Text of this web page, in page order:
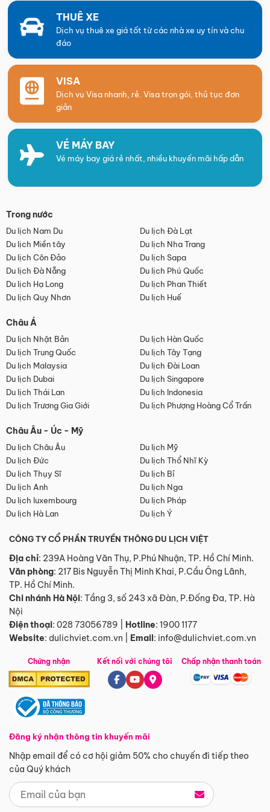
THUÊ XE
Dịch vụ thuê xe giá tốt từ các nhà xe uy tín và chu
đáo
VISA
Dịch vụ Visa nhanh, rẻ. Visa trọn gói, thủ tục đơn
giản
VÉ MÁY BAY
Vé máy bay giá rẻ nhất, nhiều khuyến mãi hấp dẫn
Trong nước
Du lịch Nam Du
Du lịch Đà Lạt
Du lịch Miền tây
Du lịch Nha Trang
Du lịch Côn Đảo
Du lịch Sapa
Du lịch Đà Nẵng
Du lịch Phú Quốc
Du lịch Hạ Long
Du lịch Phan Thiết
Du lịch Quy Nhơn
Du lịch Huế
Châu Á
Du lịch Nhật Bản
Du lịch Hàn Quốc
Du lịch Trung Quốc
Du lịch Tây Tạng
Du lịch Malaysia
Du lịch Đài Loan
Du lịch Dubai
Du lịch Singapore
Du lịch Thái Lan
Du lịch Indonesia
Du lịch Trương Gia Giới
Du lịch Phượng Hoàng Cổ Trấn
Châu Âu - Úc - Mỹ
Du lịch Châu Âu
Du lịch Mỹ
Du lịch Đức
Du lịch Thổ Nhĩ Kỳ
Du lịch Thụy Sĩ
Du lịch Bỉ
Du lịch Anh
Du lịch Nga
Du lịch luxembourg
Du lịch Pháp
Du lịch Hà Lan
Du lịch Ý
CÔNG TY CỔ PHẦN TRUYỀN THÔNG DU LỊCH VIỆT
Địa chỉ: 239A Hoàng Văn Thụ, P.Phú Nhuận, TP. Hồ Chí Minh.
Văn phòng: 217 Bis Nguyễn Thị Minh Khai, P.Cầu Ông Lãnh,
TP. Hồ Chí Minh.
Chi nhánh Hà Nội: Tầng 3, số 243 xã Đàn, P.Đống Đa, TP. Hà
Nội
Điện thoại: 028 73056789 Hotline: 1900 1177
Website: dulichviet.com.vn Email: info@dulichviet.com.vn
Chứng nhận
Đăng ký nhận thông tin khuyến mãi
Nhập email để có cơ hội giảm 50% cho chuyến đi tiếp theo
của Quý khách
Kết nối với chúng tôi Chấp nhận thanh toán